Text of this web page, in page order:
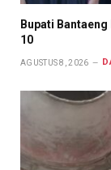
Bupati
10
AGUSTUS 8, 2026